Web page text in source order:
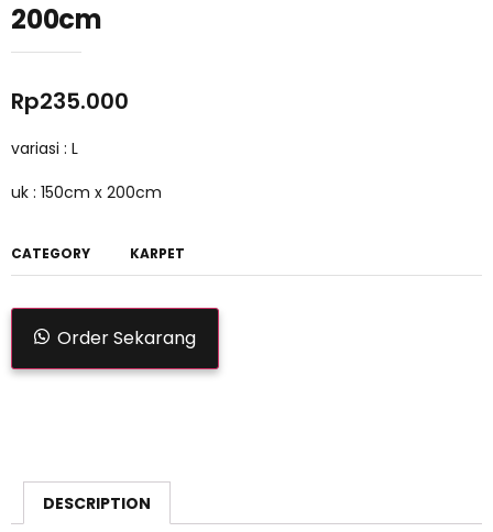
200cm
Rp235.000
variasi : L
uk : 150cm x 200cm
CATEGORY KARPET
Order Sekarang
DESCRIPTION